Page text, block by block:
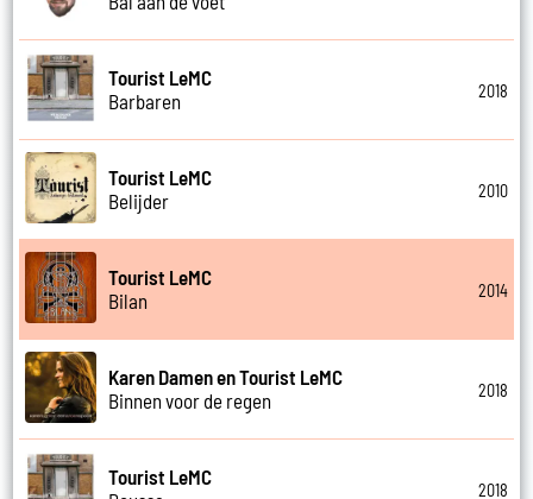
Tourist LeMC
Barbaren
2018
Tourist LeMC
Belijder
2010
Tourist LeMC
Bilan
2014
Karen Damen en Tourist LeMC
Binnen voor de regen
2018
Tourist LeMC
2018